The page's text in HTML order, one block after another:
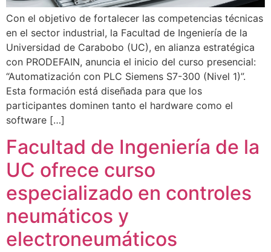
Con el objetivo de fortalecer las competencias técnicas
en el sector industrial, la Facultad de Ingeniería de la
Universidad de Carabobo (UC), en alianza estratégica
con PRODEFAIN, anuncia el inicio del curso presencial:
“Automatización con PLC Siemens S7-300 (Nivel 1)”.
Esta formación está diseñada para que los
participantes dominen tanto el hardware como el
software […]
Facultad de Ingeniería de la
UC ofrece curso
especializado en controles
neumáticos y
electroneumáticos